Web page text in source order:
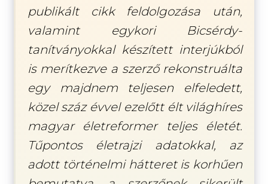
publikált cikk feldolgozása után,
valamint egykori Bicsérdy-
tanítványokkal készített interjúkból
is merítkezve a szerző rekonstruálta
egy majdnem teljesen elfeledett,
közel száz évvel ezelőtt élt világhíres
magyar életreformer teljes életét.
Tűpontos életrajzi adatokkal, az
adott történelmi hátteret is korhűen